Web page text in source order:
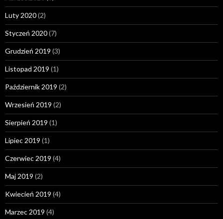
Luty 2020(2)
Styczeń 2020(7)
Grudzień 2019 (3)
Listopad 2019 (1)
Październik 2019 (2)
Wrzesień 2019 (2)
Sierpień 2019 (1)
Lipiec 2019 (1)
Czerwiec 2019 (4)
Maj 2019 (2)
Kwiecień 2019 (4)
Marzec 2019 (4)